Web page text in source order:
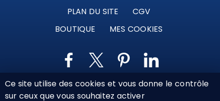
PLAN DU SITE
CGV
BOUTIQUE
MES COOKIES
Marque déposée © Agence Web Attichy, Compiègne,
Ce site utilise des cookies et vous donne le contrôle
sur ceux que vous souhaitez activer